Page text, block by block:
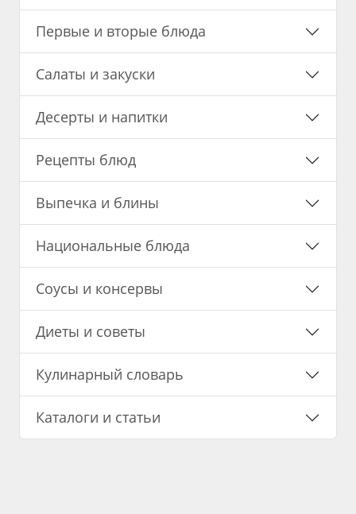
Первые и вторые блюда
Салаты и закуски
Десерты и напитки
Рецепты блюд
Выпечка и блины
Национальные блюда
Соусы и консервы
Диеты и советы
Кулинарный словарь
Каталоги и статьи